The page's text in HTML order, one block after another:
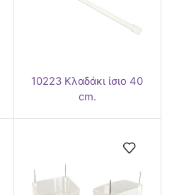
10223 Κλαδάκι ίσιο 40
cm.